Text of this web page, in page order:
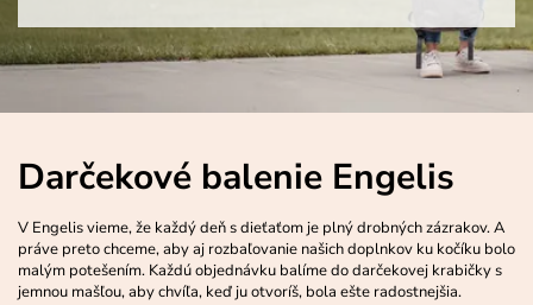
Darčekové balenie Engelis
V Engelis vieme, že každý deň s dieťaťom je plný drobných zázrakov. A
práve preto chceme, aby aj rozbaľovanie našich doplnkov ku kočíku bolo
malým potešením. Každú objednávku balíme do darčekovej krabičky s
jemnou mašľou, aby chvíľa, keď ju otvoríš, bola ešte radostnejšia.